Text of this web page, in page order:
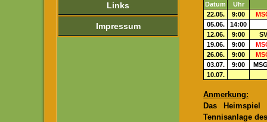
Links
Impressum
Datum
Uhr
22.05.
9:00
05.06.
14:00
12.06.
9:00
19.06.
9:00
26.06.
9:00
03.07.
9:00
10.07.
Anmerkung:
Das
Tennisanlage